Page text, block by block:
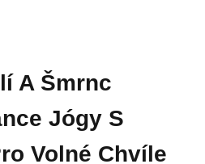
A Šmrnc
Jógy S
Volné Chvíle